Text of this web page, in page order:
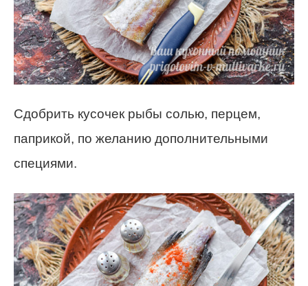
Сдобрить кусочек рыбы солью, перцем,
паприкой, по желанию дополнительными
специями.